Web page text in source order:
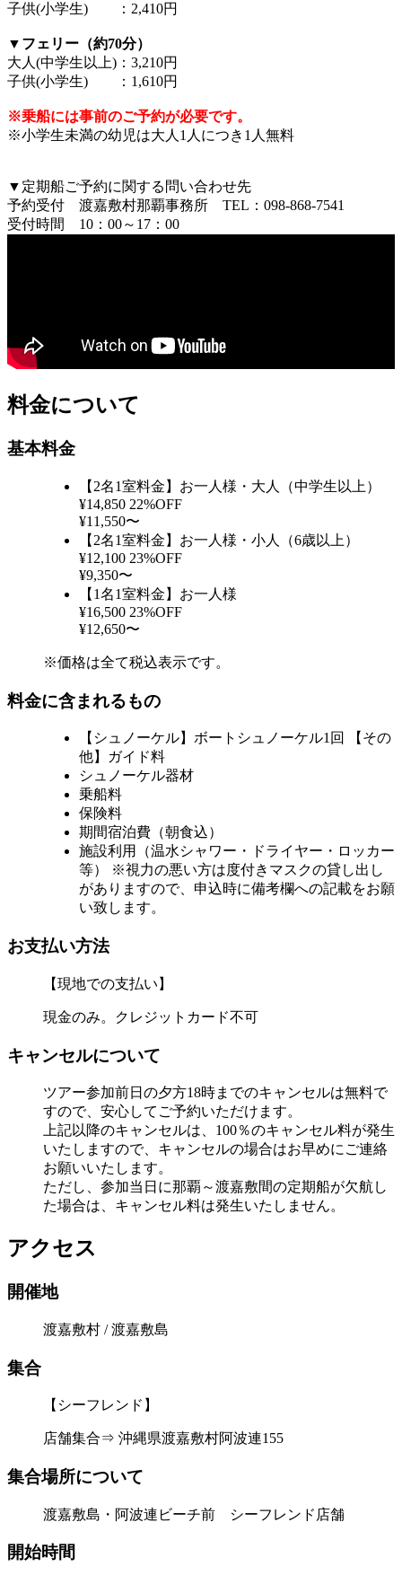
子供(小学生) ：2,410円
▼フェリー（約70分）
大人(中学生以上)：3,210円
子供(小学生) ：1,610円
※乗船には事前のご予約が必要です。
※小学生未満の幼児は大人1人につき1人無料
▼定期船ご予約に関する問い合わせ先
予約受付 渡嘉敷村那覇事務所 TEL：098-868-7541
受付時間 10：00～17：00
料金について
基本料金
【2名1室料金】お一人様・大人（中学生以上）
¥14,850 22%OFF
¥11,550〜
【2名1室料金】お一人様・小人（6歳以上）
¥12,100 23%OFF
¥9,350〜
【1名1室料金】お一人様
¥16,500 23%OFF
¥12,650〜
※価格は全て税込表示です。
料金に含まれるもの
【シュノーケル】ボートシュノーケル1回 【その
他】ガイド料
シュノーケル器材
乗船料
保険料
期間宿泊費（朝食込）
施設利用（温水シャワー・ドライヤー・ロッカー
等） ※視力の悪い方は度付きマスクの貸し出し
がありますので、申込時に備考欄への記載をお願
い致します。
お支払い方法
【現地での支払い】
現金のみ。クレジットカード不可
キャンセルについて
ツアー参加前日の夕方18時までのキャンセルは無料で
すので、安心してご予約いただけます。
上記以降のキャンセルは、100％のキャンセル料が発生
いたしますので、キャンセルの場合はお早めにご連絡
お願いいたします。
ただし、参加当日に那覇～渡嘉敷間の定期船が欠航し
た場合は、キャンセル料は発生いたしません。
アクセス
開催地
渡嘉敷村 / 渡嘉敷島
集合
【シーフレンド】
店舗集合⇒ 沖縄県渡嘉敷村阿波連155
集合場所について
渡嘉敷島・阿波連ビーチ前 シーフレンド店舗
開始時間